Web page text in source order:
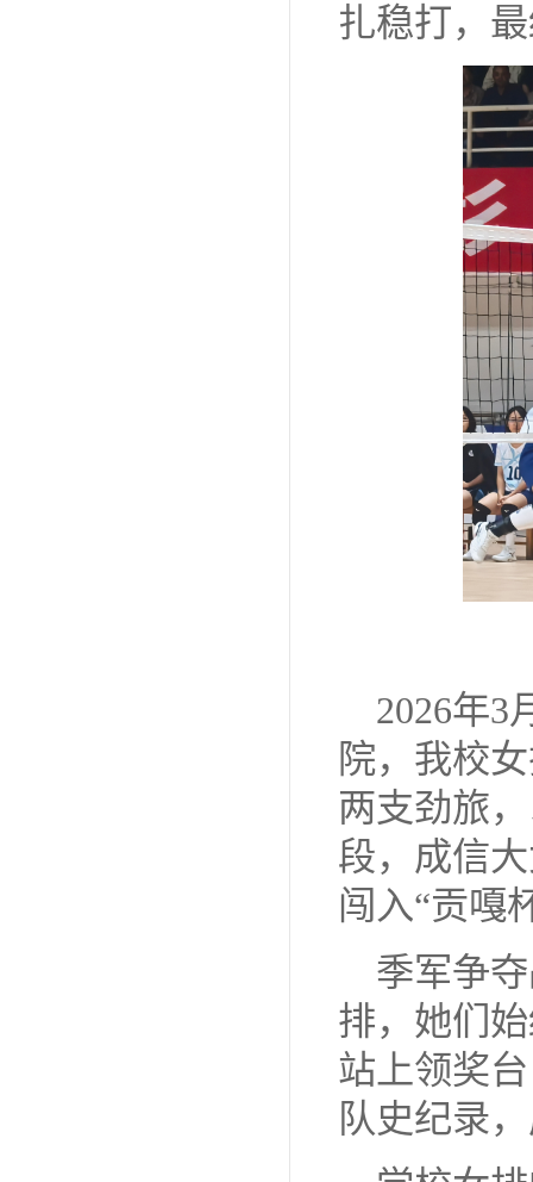
扎稳打，
2026年3
院，我校
两支劲旅
段，成信
闯入“贡嘎
季军争
排，她们
站上领奖
队史纪录